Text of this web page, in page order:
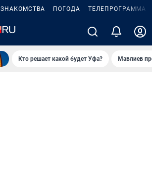
ЗНАКОМСТВА ПОГОДА ТЕЛЕПРОГРАММА
Кто решает какой будет Уфа? Мавлиев